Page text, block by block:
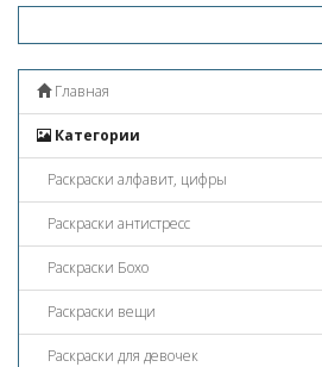
Главная
Категории
Раскраски алфавит, цифры
Раскраски антистресс
Раскраски Бохо
Раскраски вещи
Раскраски для девочек